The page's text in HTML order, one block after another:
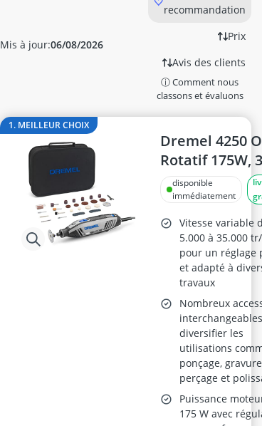
aiguille tire fil
alarme niveau d'eau
allumeurs
ampoule détecteur de
appareil à oxygène
Appareil mesure qualité
apprêt pour bois
asphalte à froid
bâche porte anti-
Mis à jour:06/08/2026
recommandation
Prix
Avis des clients
ⓘ Comment nous
classons et évaluons
1. MEILLEUR CHOIX
Dremel 4250
Rotatif 175W,
Accessoires
disponible
immédiatement
Vitesse variable
5.000 à 35.000
pour un réglage
et adapté à
travaux
Nombreux
diversifier les
utilisations
ponçage,
perçage et
Puissance
175 W avec